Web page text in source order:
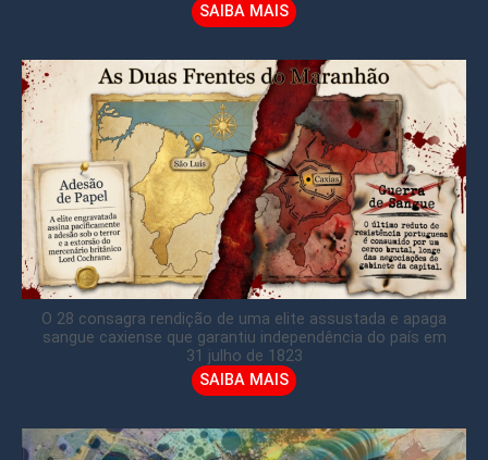
SAIBA MAIS
O 28 consagra rendição de uma elite assustada e apaga
sangue caxiense que garantiu independência do país em
31 julho de 1823
SAIBA MAIS